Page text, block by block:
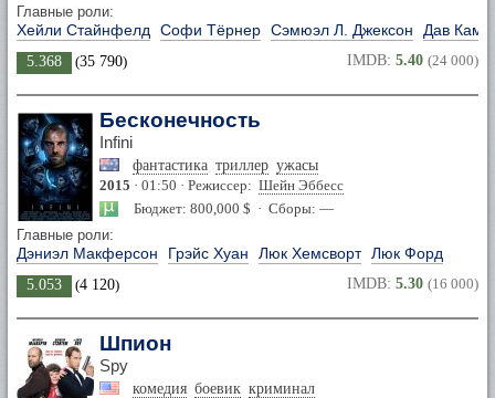
Главные роли:
Хейли Стайнфелд Софи Тёрнер Сэмюэл Л. Джексон Дав
5.368 (35 790) IMDB: 5.40 (24 000)
Бесконечность
Infini
фантастика триллер ужасы
2015 · 01:50 · Режиссер: Шейн Эббесс
Бюджет: 800,000 $ · Сборы: —
Главные роли:
Дэниэл Макферсон Грэйс Хуан Люк Хемсворт Люк Форд
5.053 (4 120) IMDB: 5.30 (16 000)
Шпион
Spy
комедия боевик криминал